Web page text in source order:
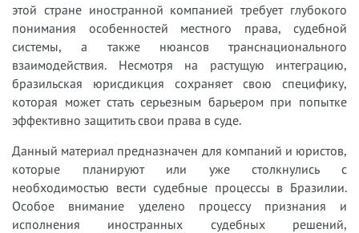
этой стране иностранной компанией требует глубокого
понимания особенностей местного права, судебной
системы, а также нюансов транснационального
взаимодействия. Несмотря на растущую интеграцию,
бразильская юрисдикция сохраняет свою специфику,
которая может стать серьезным барьером при попытке
эффективно защитить свои права в суде.
Данный материал предназначен для компаний и юристов,
которые планируют или уже столкнулись с
необходимостью вести судебные процессы в Бразилии.
Особое внимание уделено процессу признания и
исполнения иностранных судебных решений,